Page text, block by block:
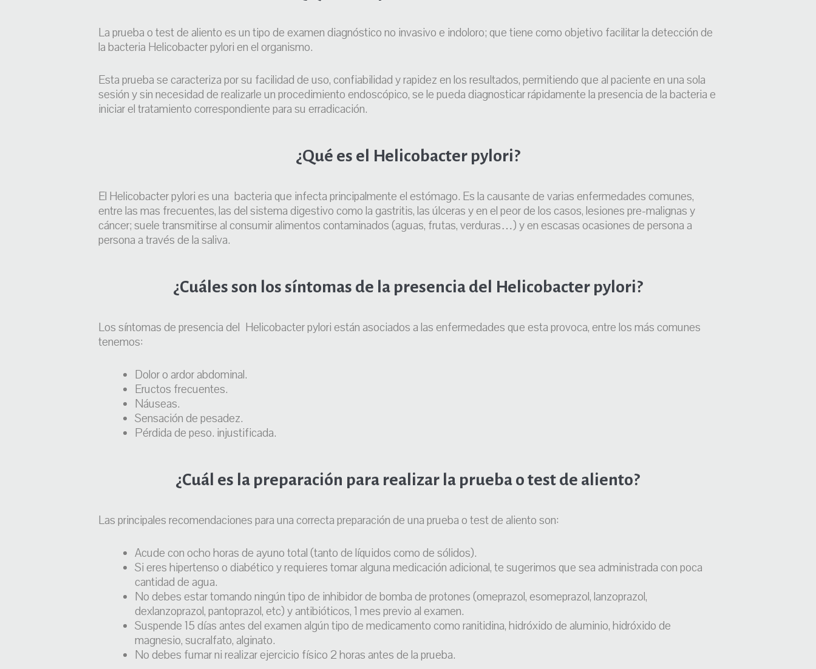
La prueba o test de aliento es un tipo de examen diagnóstico no invasivo e indoloro; que tiene como objetivo facilitar la detección de
la bacteria Helicobacter pylori en el organismo.
Esta prueba se caracteriza por su facilidad de uso, confiabilidad y rapidez en los resultados, permitiendo que al paciente en una sola
sesión y sin necesidad de realizarle un procedimiento endoscópico, se le pueda diagnosticar rápidamente la presencia de la bacteria e
iniciar el tratamiento correspondiente para su erradicación.
¿Qué es el Helicobacter pylori?
El Helicobacter pylori es una bacteria que infecta principalmente el estómago. Es la causante de varias enfermedades comunes,
entre las mas frecuentes, las del sistema digestivo como la gastritis, las úlceras y en el peor de los casos, lesiones pre-malignas y
cáncer; suele transmitirse al consumir alimentos contaminados (aguas, frutas, verduras…) y en escasas ocasiones de persona a
persona a través de la saliva.
¿Cuáles son los síntomas de la presencia del Helicobacter pylori?
Los síntomas de presencia del Helicobacter pylori están asociados a las enfermedades que esta provoca, entre los más comunes
tenemos:
Dolor o ardor abdominal.
Eructos frecuentes.
Náuseas.
Sensación de pesadez.
Pérdida de peso. injustificada.
¿Cuál es la preparación para realizar la prueba o test de aliento?
Las principales recomendaciones para una correcta preparación de una prueba o test de aliento son:
Acude con ocho horas de ayuno total (tanto de líquidos como de sólidos).
Si eres hipertenso o diabético y requieres tomar alguna medicación adicional, te sugerimos que sea administrada con poca
cantidad de agua.
No debes estar tomando ningún tipo de inhibidor de bomba de protones (omeprazol, esomeprazol, lanzoprazol,
dexlanzoprazol, pantoprazol, etc) y antibióticos, 1 mes previo al examen.
Suspende 15 días antes del examen algún tipo de medicamento como ranitidina, hidróxido de aluminio, hidróxido de
magnesio, sucralfato, alginato.
No debes fumar ni realizar ejercicio físico 2 horas antes de la prueba.